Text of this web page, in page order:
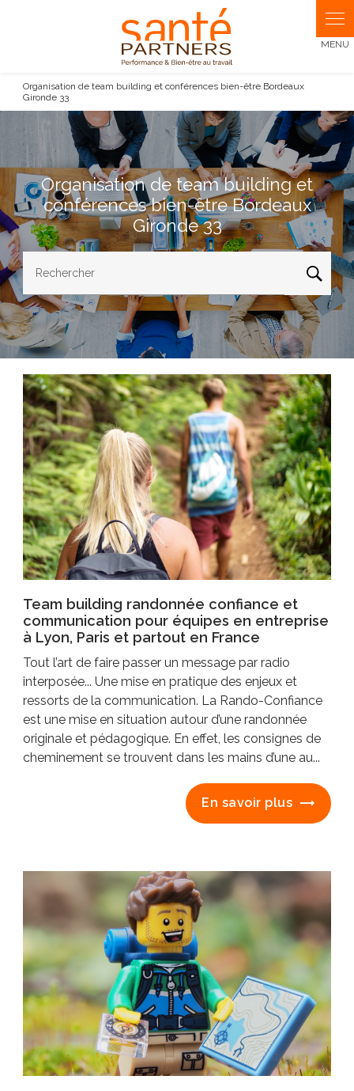
Organisation de team building et conférences bien-être Bordeaux
Gironde 33
Organisation de team building et
conférences bien-être Bordeaux
Gironde 33
Rechercher
Team building randonnée confiance et
communication pour équipes en entreprise
à Lyon, Paris et partout en France
Tout l’art de faire passer un message par radio
interposée... Une mise en pratique des enjeux et
ressorts de la communication. La Rando-Confiance
est une mise en situation autour d’une randonnée
originale et pédagogique. En effet, les consignes de
cheminement se trouvent dans les mains d’une au...
En savoir plus